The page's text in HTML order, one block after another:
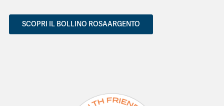
SCOPRI IL BOLLINO ROSAARGENTO